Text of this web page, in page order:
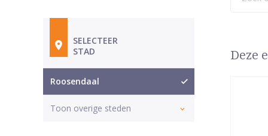
Deze
SELECTEER
STAD
Roosendaal
Toon overige steden